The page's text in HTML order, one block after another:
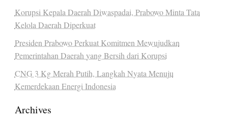
Korupsi Kepala Daerah Diwaspadai, Prabowo Minta Tata
Kelola Daerah Diperkuat
Presiden Prabowo Perkuat Komitmen Mewujudkan
Pemerintahan Daerah yang Bersih dari Korupsi
CNG 3 Kg Merah Putih, Langkah Nyata Menuju
Kemerdekaan Energi Indonesia
Archives